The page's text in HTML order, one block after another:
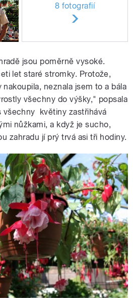
8 fotografií
jsou poměrně vysoké.
let staré stromky. Protože,
neznala jsem to a bála
všechny do výšky," popsala
všechny květiny zastřihává
nůžkami, a když je sucho,
zahradu jí prý trvá asi tři hodiny.